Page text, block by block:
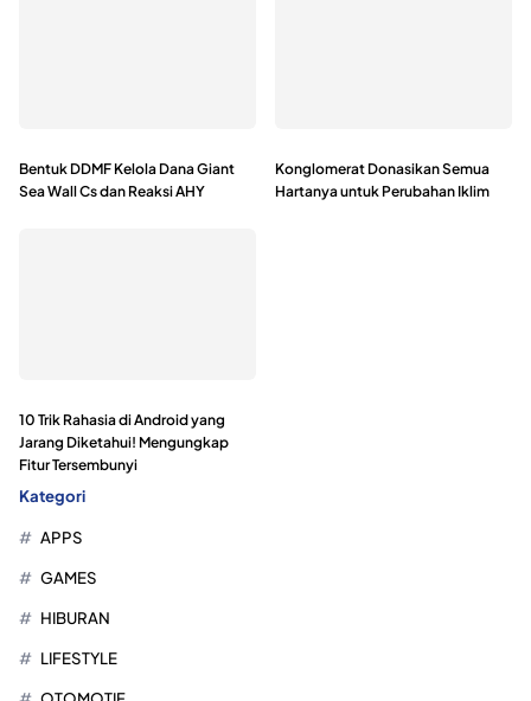
Bentuk DDMF Kelola Dana Giant
Sea Wall Cs dan Reaksi AHY
Konglomerat Donasikan Semua
Hartanya untuk Perubahan Iklim
10 Trik Rahasia di Android yang
Jarang Diketahui! Mengungkap
Fitur Tersembunyi
Kategori
APPS
GAMES
HIBURAN
LIFESTYLE